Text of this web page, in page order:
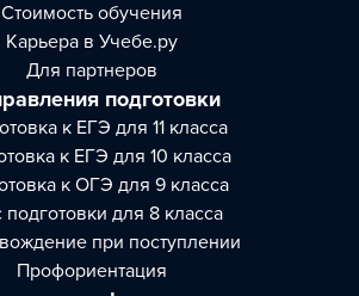
Стоимость обучения
Карьера в Учебе.ру
Для партнеров
подготовки
к ЕГЭ для 11 класса
к ЕГЭ для 10 класса
к ОГЭ для 9 класса
подготовки для 8 класса
при поступлении
Профориентация